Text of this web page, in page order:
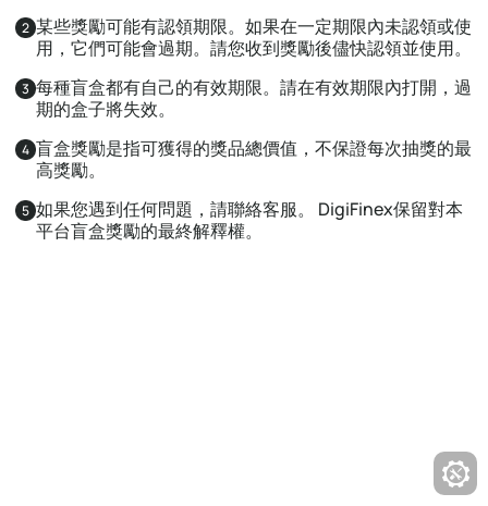
2 某些獎勵可能有認領期限。如果在一定期限內未認領或使
用，它們可能會過期。請您收到獎勵後儘快認領並使用。
3 每種盲盒都有自己的有效期限。請在有效期限內打開，過
期的盒子將失效。
4 盲盒獎勵是指可獲得的獎品總價值，不保證每次抽獎的最
高獎勵。
5 如果您遇到任何問題，請聯絡客服。 DigiFinex保留對本
平台盲盒獎勵的最終解釋權。